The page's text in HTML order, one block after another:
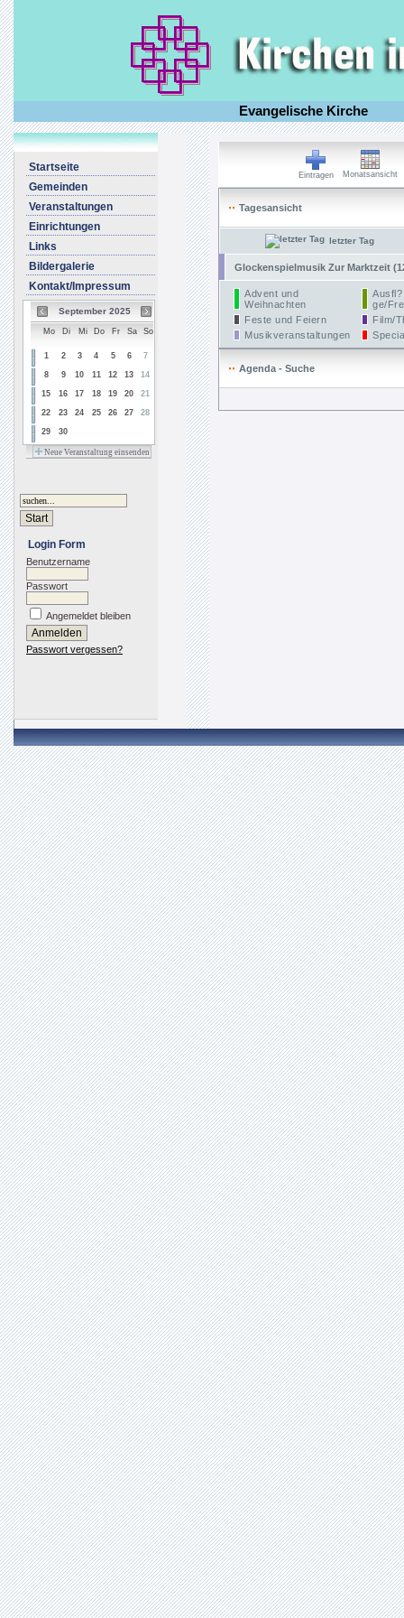
Evangelische Kirche
Startseite
Gemeinden
Veranstaltungen
Einrichtungen
Links
Bildergalerie
Kontakt/Impressum
September 2025
Mo Di Mi Do Fr Sa So
1 2 3 4 5 6 7
8 9 10 11 12 13 14
15 16 17 18 19 20 21
22 23 24 25 26 27 28
29 30
Neue Veranstaltung einsenden
Login Form
Benutzername
Passwort
Angemeldet bleiben
Passwort vergessen?
Eintragen Monatsansicht
Tagesansicht
letzter Tag
Glockenspielmusik Zur Marktzeit
Advent und
Weihnachten
Ausfl?
ge/
Feste und Feiern
Film/
Musikveranstaltungen
Agenda - Suche